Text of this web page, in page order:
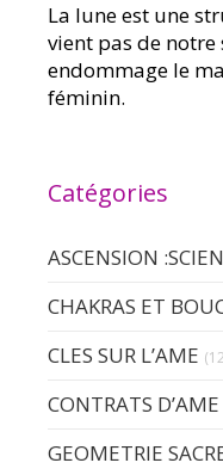
La lune est une
vient pas de notre
endommage le
féminin.
Catégories
ASCENSION
CHAKRAS ET
CLES SUR L’AME
CONTRATS D’AME
GEOMETRIE